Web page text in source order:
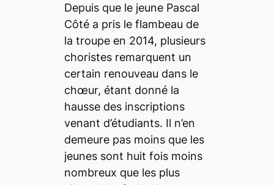
Depuis que le jeune Pascal
Côté a pris le flambeau de
la troupe en 2014, plusieurs
choristes remarquent un
certain renouveau dans le
chœur, étant donné la
hausse des inscriptions
venant d’étudiants. Il n’en
demeure pas moins que les
jeunes sont huit fois moins
nombreux que les plus